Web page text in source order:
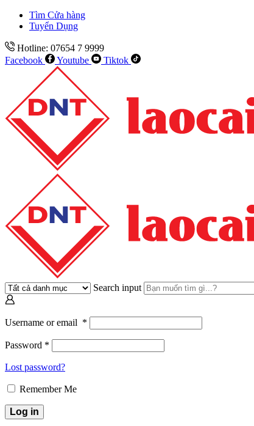
Tìm Cửa hàng
Tuyển Dụng
Hotline: 07654 7 9999
Facebook
Youtube Tiktok
Search input
Username or email *
Password *
Lost password?
Remember Me
Log in